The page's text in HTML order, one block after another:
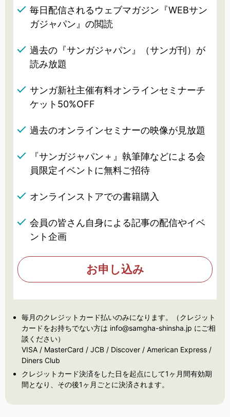
毎日配信されるウェブマガジン『WEBサン
ガジャパン』の閲読
過去の『サンガジャパン』（サンガ刊）が
読み放題
サンガ新社主催有料オンラインセミナーチ
ケット50%OFF
過去のオンラインセミナーの映像が見放題
『サンガジャパン＋』執筆陣などによる会
員限定イベントに無料ご招待
オンラインストアでの書籍購入
会員の皆さん自身による記事の配信やイベ
ント企画
お申し込み
毎月のクレジットカード払いのみになります。（クレジット
カードをお持ちでない方は info@samgha-shinsha.jp にご相
談ください）
VISA / MasterCard / JCB / Discover / American Express /
Diners Club
クレジットカード決済をした日を起点にして1ヶ月間有効期
間となり、その後1ヶ月ごとに決済されます。